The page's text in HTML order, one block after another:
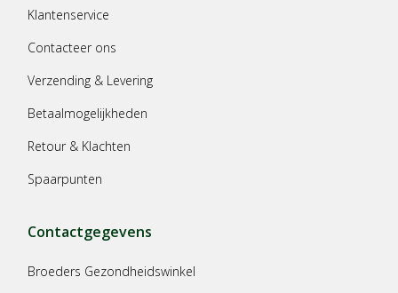
Klantenservice
Contacteer ons
Verzending & Levering
Betaalmogelijkheden
Retour & Klachten
Spaarpunten
Contactgegevens
Broeders Gezondheidswinkel